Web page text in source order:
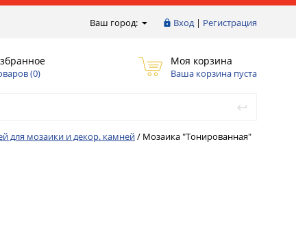
Ваш город: Вход| Регистрация
(0)
Моя корзина
Ваша корзина пуста
для мозаики и декор. камней/ Мозаика "Тонированная"